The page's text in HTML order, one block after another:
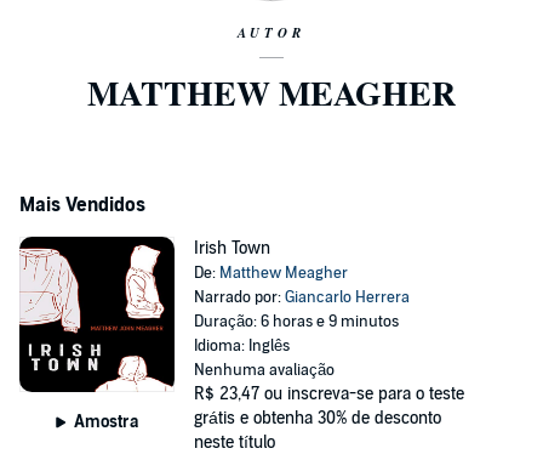
AUTOR
MATTHEW MEAGHER
Mais Vendidos
Amostra
Irish Town
De: Matthew Meagher
Narrado por:Giancarlo Herrera
Duração: 6 horas e 9 minutos
Idioma: Inglês
Nenhuma avaliação
R$ 23,47 ou inscreva-se para o teste
grátis e obtenha 30% de desconto
neste título